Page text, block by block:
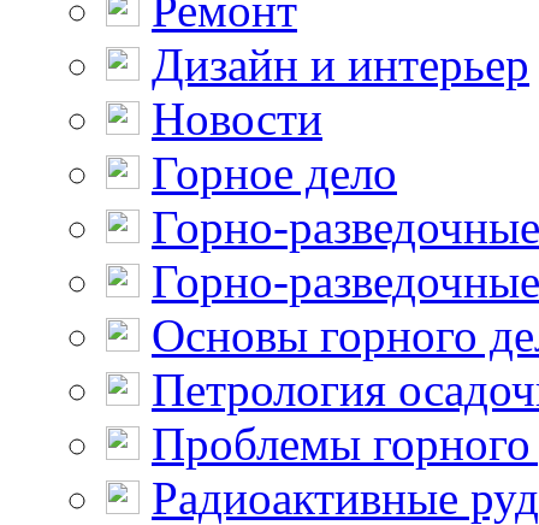
Дизайн и интерьер
Новости
Горное дело
Горно-
Горно-
Основы горного
Петрология
Проблемы горного
Радиоактивные